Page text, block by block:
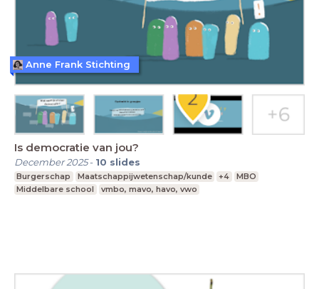
Is democratie van jou?
December 2025- 10 slides
Burgerschap Maatschappijwetenschap/kunde +4
MBO
Middelbare school
vmbo, mavo, havo, vwo
Anne Frank Stichting